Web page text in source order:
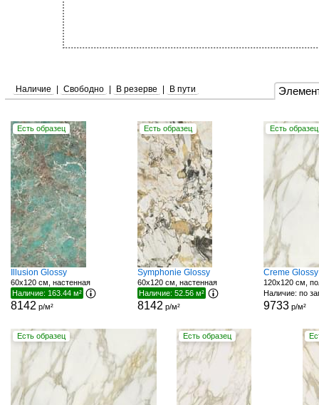
Наличие Свободно В резерве В пути
Есть образец
Illusion Glossy
60x120 см, настенная
Наличие: 163.44 м²
8142 р/м²
Есть образец
Symphonie Glossy
60x120 см, настенная
Наличие: 52.56 м²
8142 р/м²
Есть образец
Creme Glossy
120x120 см,
Наличие: по
9733р/м²
Есть образец Есть образец